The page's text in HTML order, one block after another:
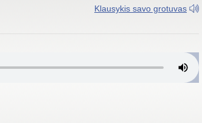
Klausykis savo grotuvas
FM 95.6 MHz; Šiauliuose FM 103.9 MHz;